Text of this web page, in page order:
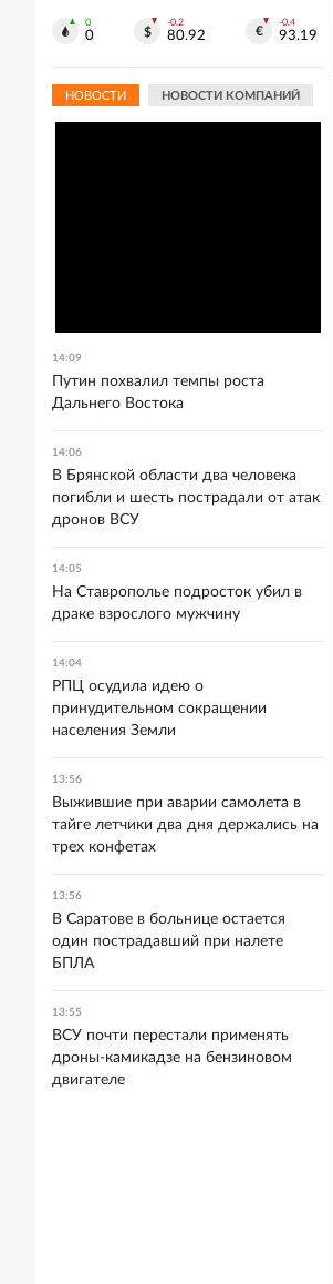
0
0
-0.2
80.92
-0.4
93.19
НОВОСТИ НОВОСТИ КОМПАНИЙ
14:09
Путин похвалил темпы роста
Дальнего Востока
14:06
В Брянской области два человека
погибли и шесть пострадали от атак
дронов ВСУ
14:05
На Ставрополье подросток убил в
драке взрослого мужчину
14:04
РПЦ осудила идею о
принудительном сокращении
населения Земли
13:56
Выжившие при аварии самолета в
тайге летчики два дня держались на
трех конфетах
13:56
В Саратове в больнице остается
один пострадавший при налете
БПЛА
13:55
ВСУ почти перестали применять
дроны-камикадзе на бензиновом
двигателе